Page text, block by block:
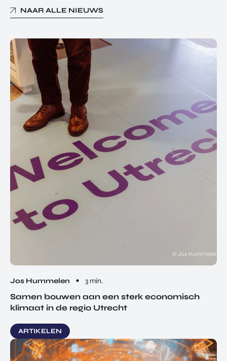
NAAR ALLE NIEUWS
Jos Hummelen 3 min.
Samen bouwen aan een sterk economisch
klimaat in de regio Utrecht
ARTIKELEN